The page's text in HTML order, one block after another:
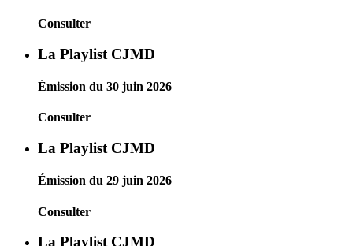
Consulter
La Playlist CJMD
Émission du 30 juin 2026
Consulter
La Playlist CJMD
Émission du 29 juin 2026
Consulter
La Playlist CJMD